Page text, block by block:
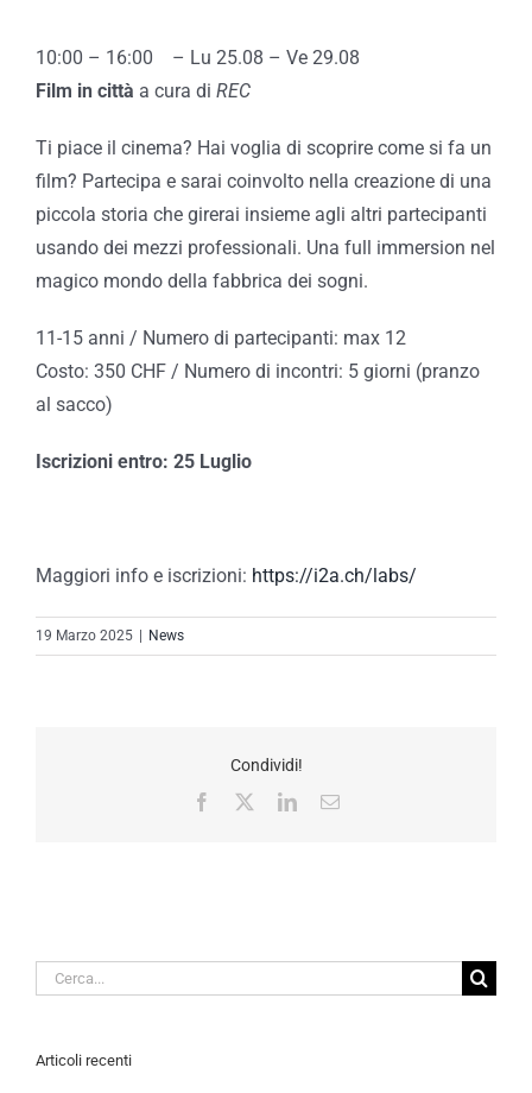
10:00 – 16:00 – Lu 25.08 – Ve 29.08
Film in città a cura di REC
Ti piace il cinema? Hai voglia di scoprire come si fa un
film? Partecipa e sarai coinvolto nella creazione di una
piccola storia che girerai insieme agli altri partecipanti
usando dei mezzi professionali. Una full immersion nel
magico mondo della fabbrica dei sogni.
11-15 anni / Numero di partecipanti: max 12
Costo: 350 CHF / Numero di incontri: 5 giorni (pranzo
al sacco)
Iscrizioni entro: 25 Luglio
Maggiori info e iscrizioni: https://i2a.ch/labs/
19 Marzo 2025 News
Condividi!
Facebook
LinkedInEmail
Cerca
Articoli recenti